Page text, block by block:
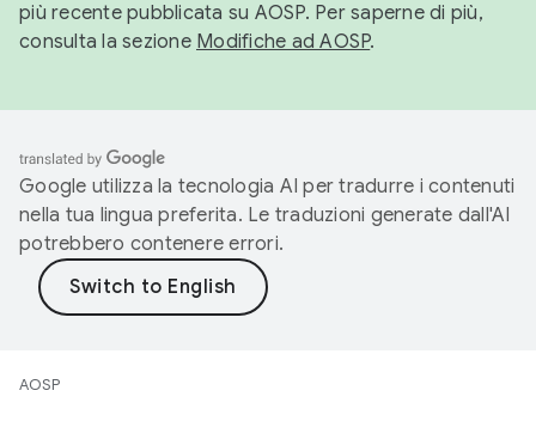
più recente pubblicata su AOSP. Per saperne di più,
consulta la sezione Modifiche ad AOSP.
Google utilizza la tecnologia AI per tradurre i contenuti
nella tua lingua preferita. Le traduzioni generate dall'AI
potrebbero contenere errori.
AOSP